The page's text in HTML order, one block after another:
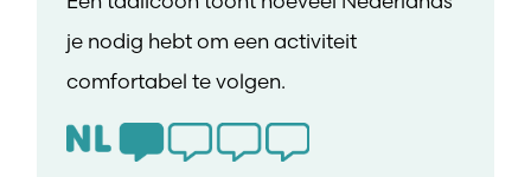
je nodig hebt om een activiteit
comfortabel te volgen.